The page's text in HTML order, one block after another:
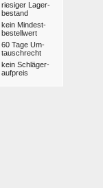
riesiger Lager­
bestand
kein Mindest­
bestell­wert
60 Tage Um­
tausch­recht
kein Schläger­
aufpreis